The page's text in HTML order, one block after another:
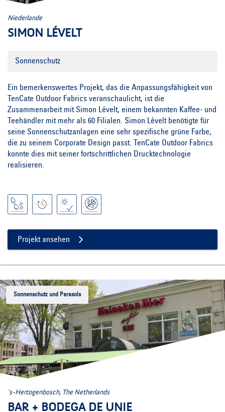
Niederlande
SIMON LÉVELT
Sonnenschutz
Ein bemerkenswertes Projekt, das die Anpassungsfähigkeitvon
TenCate Outdoor Fabrics veranschaulicht, ist die
Zusammenarbeit mit Simon Lévelt, einem bekannten Kaffee- und
Teehändler mit mehr als 60 Filialen. Simon Lévelt benötigte für
seine Sonnenschutzanlagen eine sehr spezifische grüne Farbe,
die zu seinem Corporate Design passt. TenCate Outdoor Fabrics
konnte dies mitseiner fortschrittlichen Drucktechnologie
realisieren.
Projekt ansehen
Sonnenschutz und Parasols
's-Hertogenbosch, The Netherlands
BAR + BODEGA DE UNIE